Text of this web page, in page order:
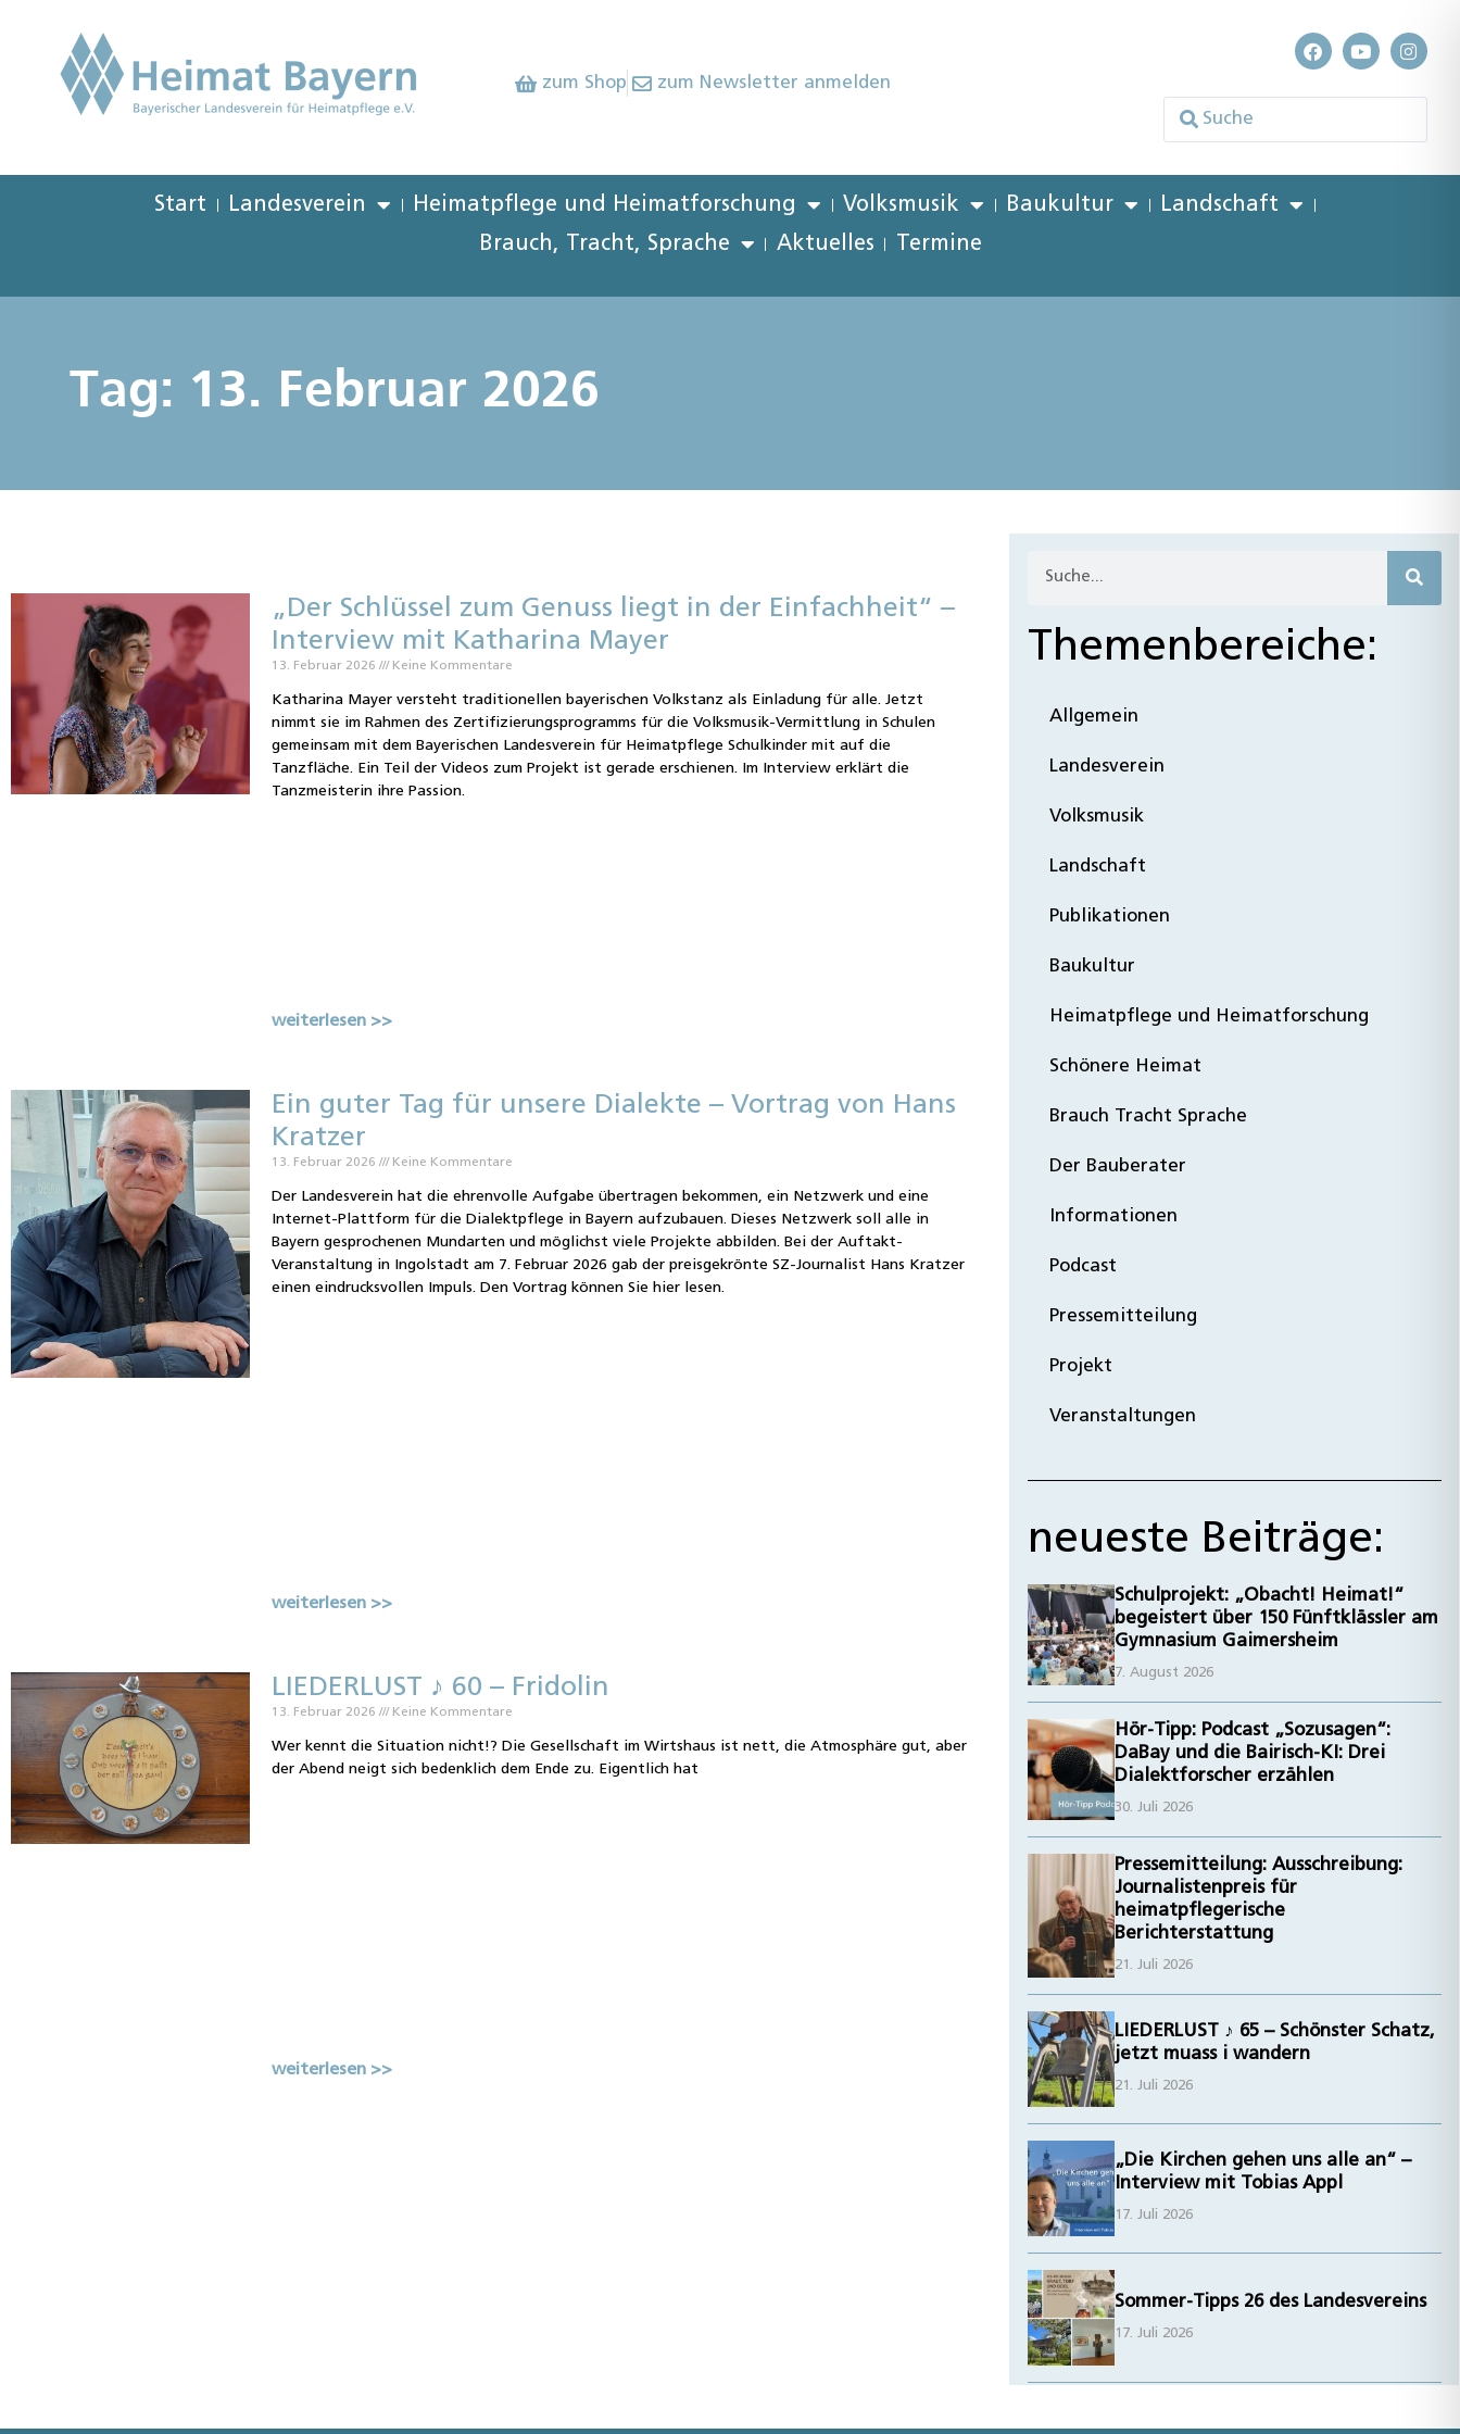
zum Shop zum Newsletter anmelden
Start Landesverein Heimatpflege und Heimatforschung Volksmusik Baukultur
Landschaft
Brauch, Tracht, Sprache
Aktuelles Termine
Tag: 13. Februar 2026
„Der Schlüssel zum Genuss liegt in der Einfachheit“ –
Interview mit Katharina Mayer
13. Februar 2026 Keine Kommentare
Katharina Mayer versteht traditionellen bayerischen Volkstanz als Einladung für alle. Jetzt
nimmt sie im Rahmen des Zertiﬁzierungsprogramms für die Volksmusik-Vermittlung in Schulen
gemeinsam mit dem Bayerischen Landesverein für Heimatpflege Schulkinder mit auf die
Tanzfläche. Ein Teil der Videos zum Projekt ist gerade erschienen. Im Interview erklärt die
Tanzmeisterin ihre Passion.
weiterlesen >>
Ein guter Tag für unsere Dialekte – Vortrag von Hans
Kratzer
13. Februar 2026 Keine Kommentare
Der Landesverein hat die ehrenvolle Aufgabe übertragen bekommen, ein Netzwerk und eine
Internet-Plattform für die Dialektpflege in Bayern aufzubauen. Dieses Netzwerk soll alle in
Bayern gesprochenen Mundarten und möglichst viele Projekte abbilden. Bei der Auftakt-
Veranstaltung in Ingolstadt am 7. Februar 2026 gab der preisgekrönte SZ-Journalist Hans Kratzer
einen eindrucksvollen Impuls. Den Vortrag können Sie hier lesen.
weiterlesen >>
LIEDERLUST ♪ 60 – Fridolin
13. Februar 2026 Keine Kommentare
Wer kennt die Situation nicht!? Die Gesellschaft im Wirtshaus ist nett, die Atmosphäre gut, aber
der Abend neigt sich bedenklich dem Ende zu. Eigentlich hat
weiterlesen >>
Themenbereiche:
Allgemein
Landesverein
Volksmusik
Landschaft
Publikationen
Baukultur
Heimatpflege und Heimatforschung
Schönere Heimat
Brauch Tracht Sprache
Der Bauberater
Informationen
Podcast
Pressemitteilung
Projekt
Veranstaltungen
neueste Beiträge:
Schulprojekt: „Obacht! Heimat!“
begeistert über 150 Fünftklässler am
Gymnasium Gaimersheim
7. August 2026
Hör-Tipp: Podcast „Sozusagen“:
DaBay und die Bairisch-KI: Drei
Dialektforscher erzählen
30. Juli 2026
Pressemitteilung: Ausschreibung:
Journalistenpreis für
heimatpflegerische
Berichterstattung
21. Juli 2026
LIEDERLUST ♪ 65 – Schönster Schatz,
jetzt muass i wandern
21. Juli 2026
„Die Kirchen gehen uns alle an“ –
Interview mit Tobias Appl
17. Juli 2026
Sommer-Tipps 26 des Landesvereins
17. Juli 2026